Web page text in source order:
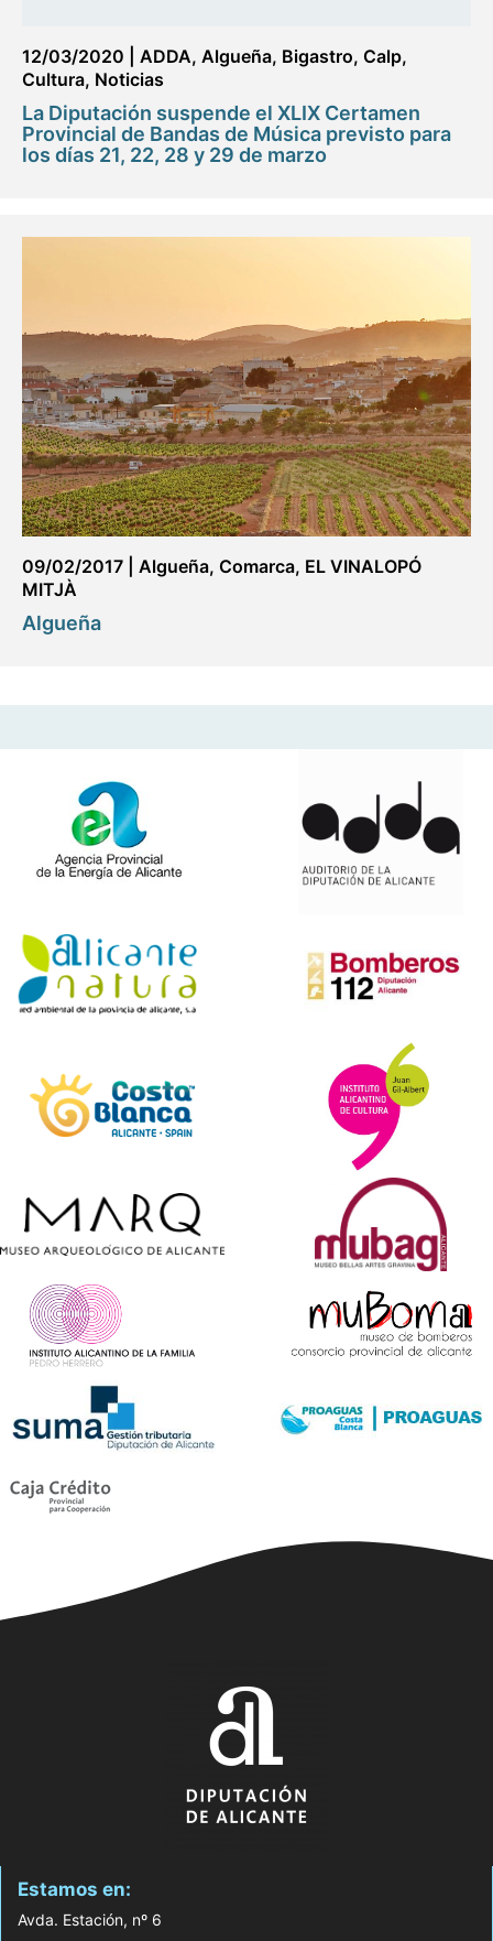
12/03/2020 ADDA, Algueña, Bigastro, Calp,
Cultura, Noticias
La Diputación suspende el XLIX Certamen
Provincial de Bandas de Música previsto para
los días 21, 22, 28 y 29 de marzo
09/02/2017 Algueña, Comarca, EL VINALOPÓ
MITJÀ
Algueña
Estamos en:
Avda. Estación, nº 6